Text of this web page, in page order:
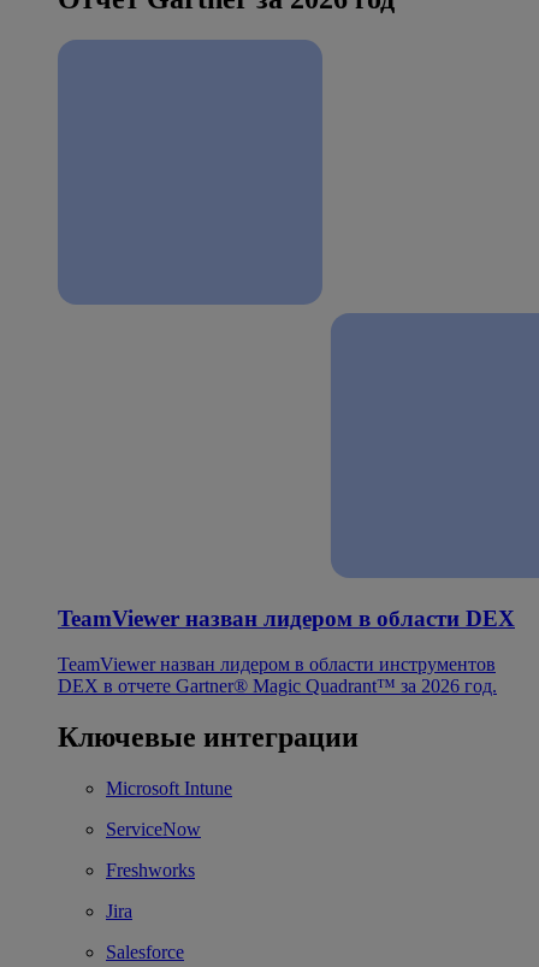
TeamViewer назван лидером в области DEX
TeamViewer назван лидером в области инструментов
DEX в отчете Gartner® Magic Quadrant™ за 2026 год.
Ключевые интеграции
Microsoft Intune
ServiceNow
Freshworks
Jira
Salesforce